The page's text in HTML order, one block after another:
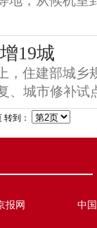
19城
，住建部城乡
、城市修补试
转到：
报网
中